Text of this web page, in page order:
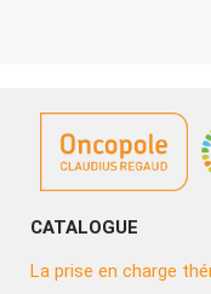
CATALOGUE
La prise en charge